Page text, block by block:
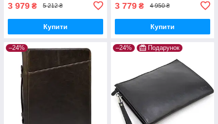
3 979 ₴ 5 212 ₴
Купити
3 779 ₴ 4 950 ₴
Купити
–24% –24% Подарунок